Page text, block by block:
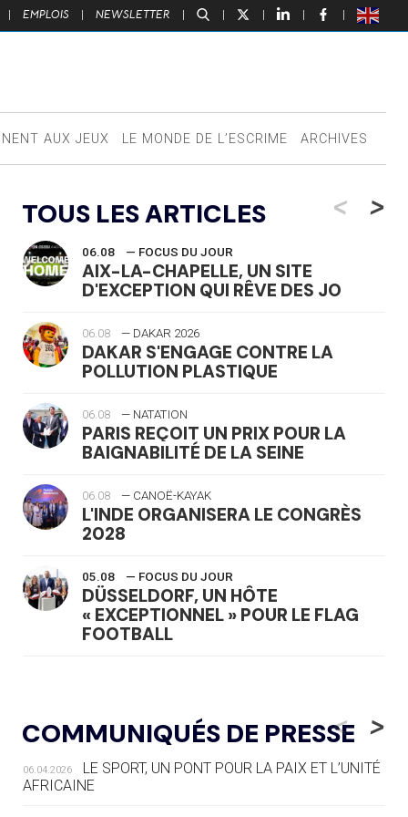
| EMPLOIS | NEWSLETTER | | | | |
AUX JEUX LE MONDE DE L’ESCRIME ARCHIVES
TOUS LES ARTICLES <
06.08 — FOCUS DU JOUR
AIX-LA-CHAPELLE, UN SITE
D'EXCEPTION QUI RÊVE DES JO
06.08 — DAKAR 2026
DAKAR S'ENGAGE CONTRE LA
POLLUTION PLASTIQUE
06.08 — NATATION
PARIS REÇOIT UN PRIX POUR LA
BAIGNABILITÉ DE LA SEINE
06.08 — CANOË-KAYAK
L'INDE ORGANISERA LE CONGRÈS
2028
05.08 — FOCUS DU JOUR
DÜSSELDORF, UN HÔTE
« EXCEPTIONNEL » POUR LE FLAG
FOOTBALL
LE RÊVE DE VOIR LA LUGE ALPINE
AUX JO « N'EST PAS FINI »
05.08 — TIR À L'ARC
DES MONDIAUX À BRISBANE SUR LA
>
COMMUNIQUÉS DE PRESSE
<
06.04.2026
LE SPORT, UN PONT POUR LA PAIX ET L’UNITÉ
AFRICAINE
>